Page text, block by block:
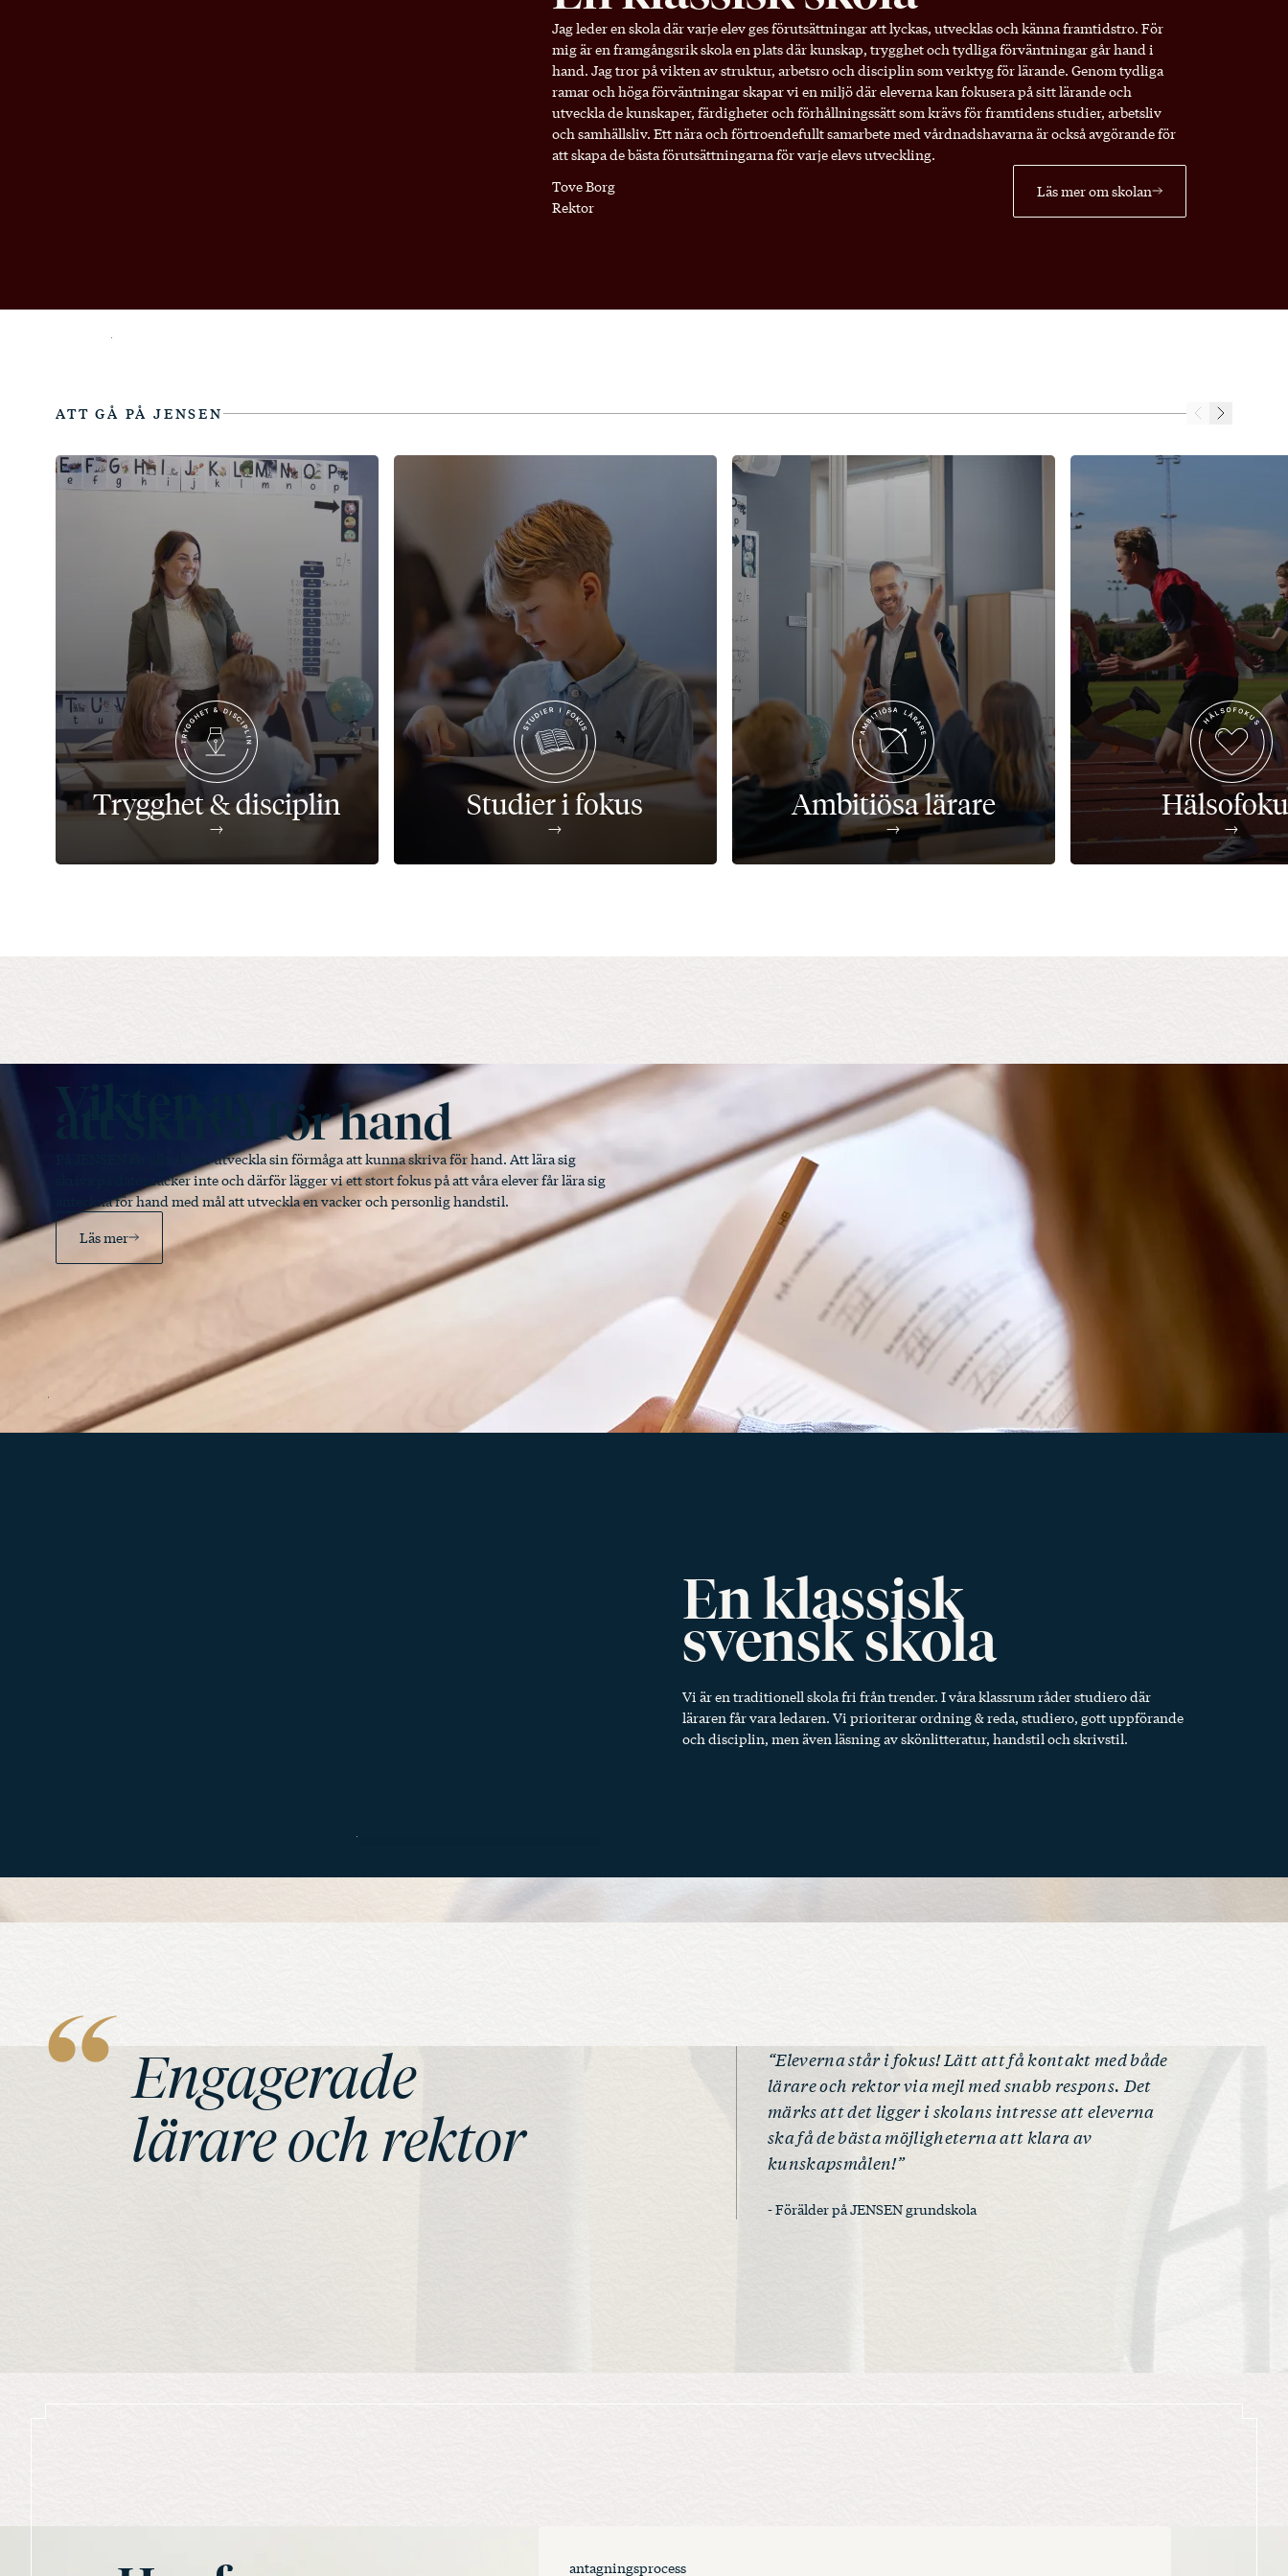
Jag leder en skola där varje elev ges förutsättningar att lyckas, utvecklas och känna framtidstro. För
mig är en framgångsrik skola en plats där kunskap, trygghet och tydliga förväntningar går hand i
hand. Jag tror på vikten av struktur, arbetsro och disciplin som verktyg för lärande. Genom tydliga
ramar och höga förväntningar skapar vi en miljö där eleverna kan fokusera på sitt lärande och
utveckla de kunskaper, färdigheter och förhållningssätt som krävs för framtidens studier, arbetsliv
och samhällsliv. Ett nära och förtroendefullt samarbete med vårdnadshavarna är också avgörande för
att skapa de bästa förutsättningarna för varje elevs utveckling.
Tove Borg
Rektor
Läs mer om skolan
ATT GÅ PÅ JENSEN
Trygghet & disciplin Studier i fokus Ambitiösa lärare
Vikten av
att skriva för hand
På JENSEN får alla elever utveckla sin förmåga att kunna skriva för hand. Att lära sig
skriva på dator räcker inte och därför lägger vi ett stort fokus på att våra elever får lära sig
anteckna för hand med mål att utveckla en vacker och personlig handstil.
Läs mer
En klassisk
svensk skola
Vi är en traditionell skola fri från trender. I våra klassrum råder studiero där
läraren får vara ledaren. Vi prioriterar ordning & reda, studiero, gott uppförande
och disciplin, men även läsning av skönlitteratur, handstil och skrivstil.
Engagerade
lärare och rektor
“Eleverna står i fokus! Lätt att få kontakt med både
lärare och rektor via mejl med snabb respons. Det
märks att det ligger i skolans intresse att eleverna
ska få de bästa möjligheterna att klara av
kunskapsmålen!”
- Förälder på JENSEN grundskola
antagningsprocess